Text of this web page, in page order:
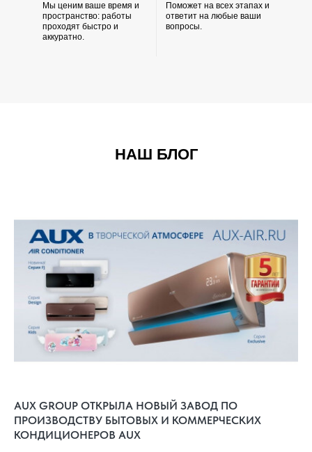
Мы ценим ваше время и
пространство: работы
проходят быстро и
аккуратно.
Поможет на всех этапах и
ответит на любые ваши
вопросы.
НАШ БЛОГ
AUX GROUP ОТКРЫЛА НОВЫЙ ЗАВОД ПО
ПРОИЗВОДСТВУ БЫТОВЫХ И КОММЕРЧЕСКИХ
КОНДИЦИОНЕРОВ AUX